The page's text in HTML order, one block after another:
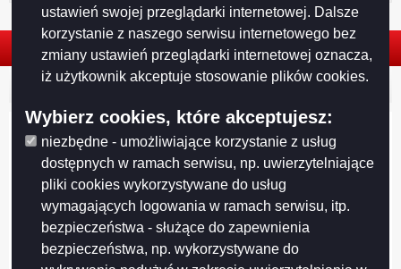
ustawień swojej przeglądarki internetowej. Dalsze
korzystanie z naszego serwisu internetowego bez
zmiany ustawień przeglądarki internetowej oznacza,
iż użytkownik akceptuje stosowanie plików cookies.
Wybierz cookies, które akceptujesz:
niezbędne - umożliwiające korzystanie z usług
dostępnych w ramach serwisu, np. uwierzytelniające
pliki cookies wykorzystywane do usług
wymagających logowania w ramach serwisu, itp.
bezpieczeństwa - służące do zapewnienia
bezpieczeństwa, np. wykorzystywane do
© 2026. Urząd Miejski w Suwałkach. Wszystkie prawa zastrzeżone.